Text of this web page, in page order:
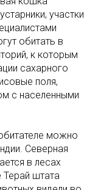
участки
обитать в
к которым
сахарного
поля,
с населенными
можно
Северная
в лесах
Терай штата